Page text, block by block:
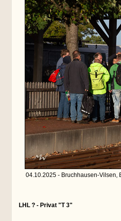
04.10.2025 - Bruchhausen-Vilsen,
LHL ? - Privat "T 3"